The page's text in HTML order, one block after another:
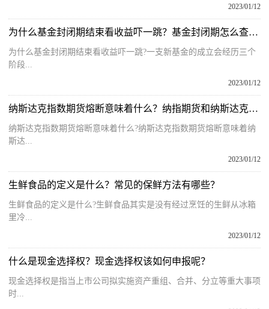
2023/01/12
为什么基金封闭期结束看收益吓一跳？基金封闭期怎么查看？
为什么基金封闭期结束看收益吓一跳?一支新基金的成立会经历三个
阶段...
2023/01/12
纳斯达克指数期货熔断意味着什么？纳指期货和纳斯达克有关系吗？
纳斯达克指数期货熔断意味着什么?纳斯达克指数期货熔断意味着纳
斯达...
2023/01/12
生鲜食品的定义是什么？常见的保鲜方法有哪些？
生鲜食品的定义是什么?生鲜食品其实是没有经过烹饪的生鲜从冰箱
里冷...
2023/01/12
什么是现金选择权？现金选择权该如何申报呢？
现金选择权是指当上市公司拟实施资产重组、合并、分立等重大事项
时...